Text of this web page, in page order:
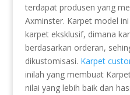
terdapat produsen yang
Axminster. Karpet model
karpet eksklusif, dimana
berdasarkan orderan,
dikustomisasi. Karpet
inilah yang membuat
nilai yang lebih baik dan